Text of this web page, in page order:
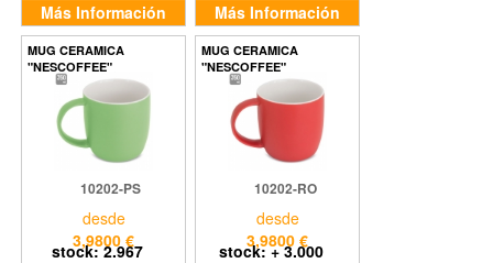
Más Información
Más Información
MUG CERAMICA
"NESCOFFEE"
10202-PS
desde
3,9800 €
stock: 2.967
MUG CERAMICA
"NESCOFFEE"
10202-RO
desde
3,9800 €
stock: + 3.000